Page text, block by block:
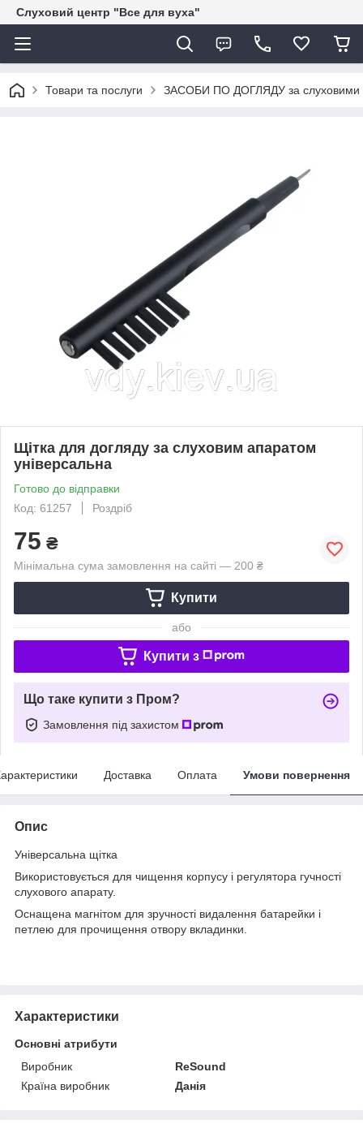
Слуховий центр "Все для вуха"
Товари та послуги ЗАСОБИ ПО ДОГЛЯДУ за слуховими
Щітка для догляду за слуховим апаратом
універсальна
Готово до відправки
Код: 61257
Роздріб
75 ₴
Мінімальна сума замовлення на сайті — 200 ₴
Купити
або
Купити з
Що таке купити з Пром?
Замовлення під захистом
Доставка Оплата Умови повернення
Опис
Універсальна щітка
Використовується для чищення корпусу і регулятора гучності
слухового апарату.
Оснащена магнітом для зручності видалення батарейки і
петлею для прочищення отвору вкладинки.
Характеристики
Основні атрибути
Виробник
ReSound
Країна виробник
Данія